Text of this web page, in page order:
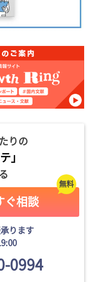
りの
」
ぐ相談
ります
0994